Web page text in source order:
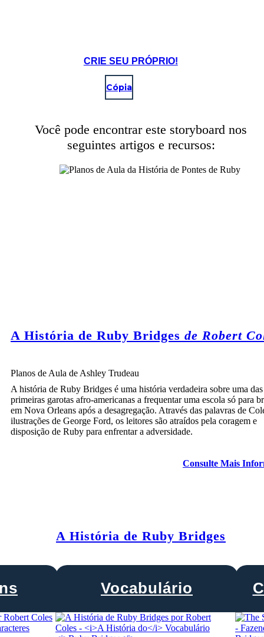
CRIE SEU PRÓPRIO!
Cópia
Você pode encontrar este storyboard nos
seguintes artigos e recursos:
A História de Ruby Bridges de Robert
Planos de Aula de Ashley Trudeau
A história de Ruby Bridges é uma história verdadeira sobre uma das
primeiras garotas afro-americanas a frequentar uma escola só para
em Nova Orleans após a desagregação. Através das palavras de
ilustrações de George Ford, os leitores são atraídos pela coragem e
disposição de Ruby para enfrentar a adversidade.
Consulte Mais
A História de Ruby Bridges
Vocabulário